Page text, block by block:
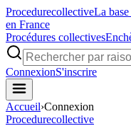
ProcedurecollectiveLa
en France
Procédures collectives
ConnexionS'inscrire
Accueil›Connexion
Procedurecollective